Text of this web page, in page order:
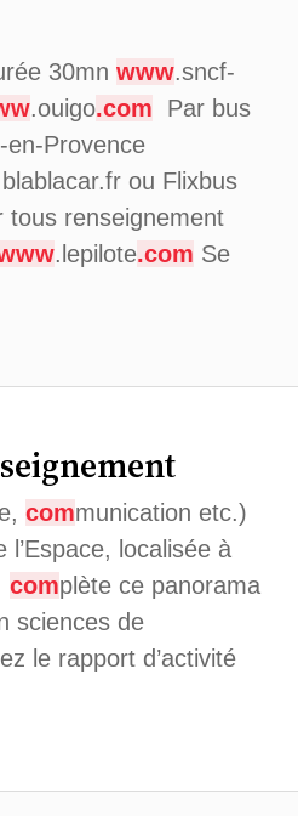
30mn www.sncf-
.ouigo.com Par bus
en-Provence
ou Flixbus
tous renseignement
.lepilote.com Se
communication etc.)
l’Espace, localisée à
complète ce panorama
sciences de
le rapport d’activité